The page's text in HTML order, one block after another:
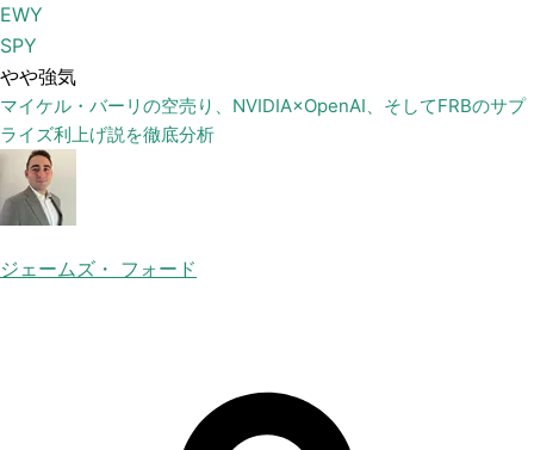
EWY
SPY
やや強気
マイケル・バーリの空売り、NVIDIA×OpenAI、そしてFRBのサプ
ライズ利上げ説を徹底分析
ジェームズ・ フォード